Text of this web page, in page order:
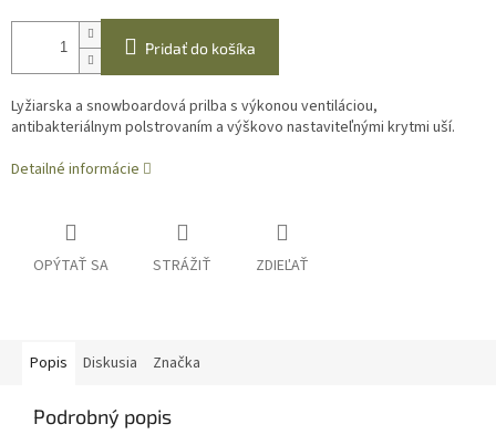
Pridať do košíka
Lyžiarska a snowboardová prilba s výkonou ventiláciou,
antibakteriálnym polstrovaním a výškovo nastaviteľnými krytmi uší.
Detailné informácie
OPÝTAŤ SA STRÁŽIŤ ZDIEĽAŤ
Popis Diskusia Značka
Podrobný popis